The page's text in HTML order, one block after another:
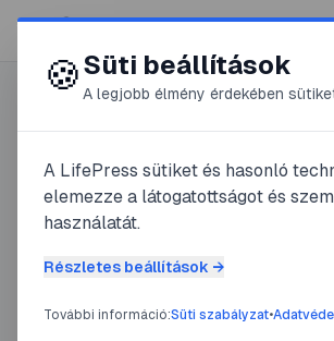
😍 LifePress
@Reni
n:
🍪Süti beállítások
A legjobb élmény érdekében
A LifePress sütiket és hasonló
elemezze a látogatottságot és
használatát.
Részletes beállítások →
További információ:Süti szabályzat•